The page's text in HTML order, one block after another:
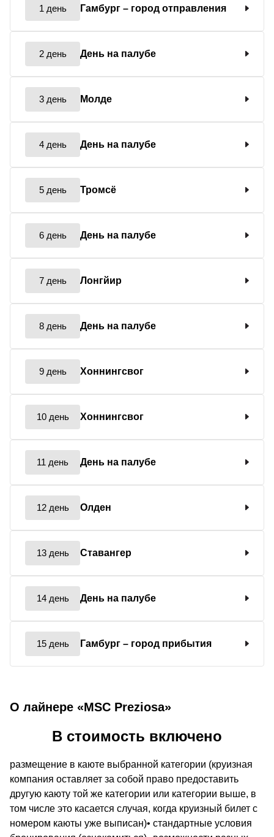
1 день Гамбург – город отправления
2 день День на палубе
3 день Молде
4 день День на палубе
5 день Тромсё
6 день День на палубе
7 день Лонгйир
8 день День на палубе
9 день Хоннингсвог
10 день Хоннингсвог
11 день День на палубе
12 день Олден
13 день Ставангер
14 день День на палубе
15 день Гамбург – город прибытия
О лайнере «MSC Preziosa»
В стоимость включено
размещение в каюте выбранной категории (круизная
компания оставляет за собой право предоставить
другую каюту той же категории или категории выше, в
том числе это касается случая, когда круизный билет с
номером каюты уже выписан)• стандартные условия